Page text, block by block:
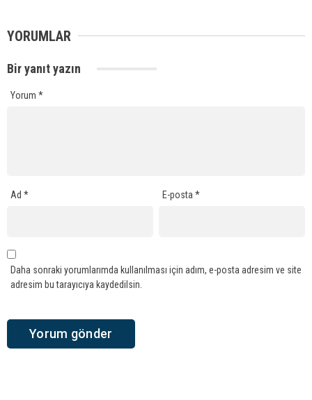
YORUMLAR
Bir yanıt yazın
Yorum *
Ad * E-posta*
Daha sonraki yorumlarımda kullanılması için adım, e-posta adresim ve site
adresim bu tarayıcıya kaydedilsin.